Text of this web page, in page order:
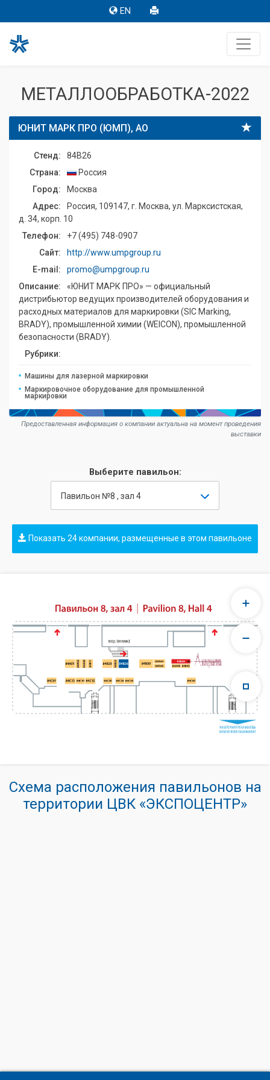
EN
МЕТАЛЛООБРАБОТКА-2022
ЮНИТ МАРК ПРО (ЮМП), АО
Стенд:
84B26
Страна:
Россия
Город:
Москва
Адрес:
Россия, 109147, г. Москва, ул. Марксистская,
д. 34, корп. 10
Телефон:
+7 (495) 748-0907
Сайт:
http://www.umpgroup.ru
E-mail:
promo@umpgroup.ru
Описание:
«ЮНИТ МАРК ПРО» — официальный
дистрибьютор ведущих производителей оборудования и
расходных материалов для маркировки (SIC Marking,
BRADY), промышленной химии (WEICON), промышленной
безопасноcти (BRADY).
Рубрики:
Машины для лазерной маркировки
Маркировочное оборудование для промышленной
маркировки
Предоставленная информация о компании актуальна на момент проведения
выставки
Выберите павильон:
Павильон №8 , зал 4
Показать 24 компании, размещенные в этом павильоне
Схема расположения павильонов на
территории ЦВК «ЭКСПОЦЕНТР»